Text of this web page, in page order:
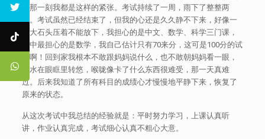
的那一刻我都是这样的紧张。考试持续了一周，雨下了整整两
天。考试虽然已经结束了，但我的心还是久久静不下来，好像一
块大石头压着不能放下，我担心的是中文、数学、科学三门课，
其中最担心的是数学，我自己估计只有70来分，这可是100分的试
卷啊！回到家我根本不敢跟妈妈说什么，也不敢朝妈妈看一眼，
泪水在眼眶里转悠，喉咙像卡了什么东西很难受，那一天真难
过。后来我知道了所有科目的成绩心才慢慢地平静下来，恢复了
原来的状态。
从这次考试中我总结的经验就是：平时努力学习，上课认真听
讲，作业认真完成，考试细心认真不粗心大意。